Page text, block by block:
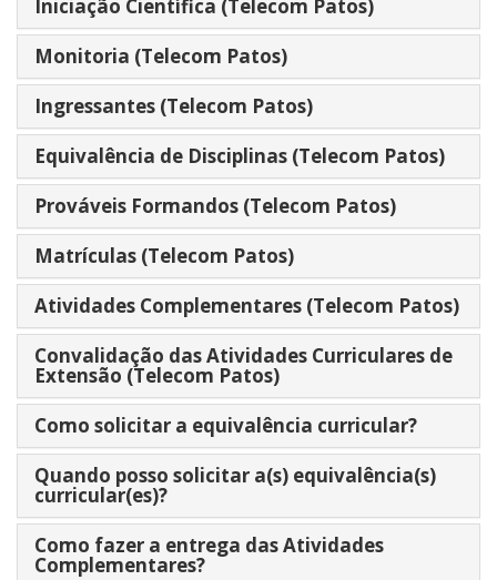
Iniciação Científica (Telecom Patos)
Monitoria (Telecom Patos)
Ingressantes (Telecom Patos)
Equivalência de Disciplinas (Telecom Patos)
Prováveis Formandos (Telecom Patos)
Matrículas (Telecom Patos)
Atividades Complementares (Telecom Patos)
Convalidação das Atividades Curriculares de
Extensão (Telecom Patos)
Como solicitar a equivalência curricular?
Quando posso solicitar a(s) equivalência(s)
curricular(es)?
Como fazer a entrega das Atividades
Complementares?